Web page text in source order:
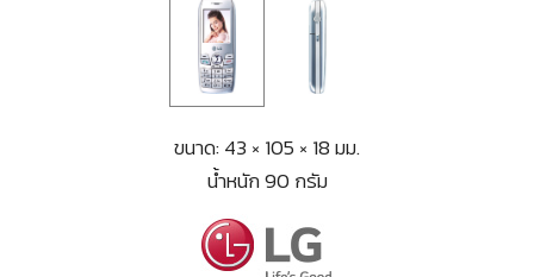
ขนาด: 43 × 105 × 18 มม.
น้ำหนัก 90 กรัม